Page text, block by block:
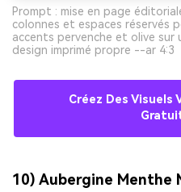
Prompt : mise en page
colonnes et espaces réservés
accents pervenche et olive sur
design imprimé propre --ar 4:3
Créez Des Visuels
10) Aubergine Menthe